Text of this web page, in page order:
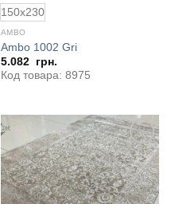
150x230
AMBO
Ambo 1002 Gri
5.082 грн.
Код товара: 8975
Добавить
в
избранное